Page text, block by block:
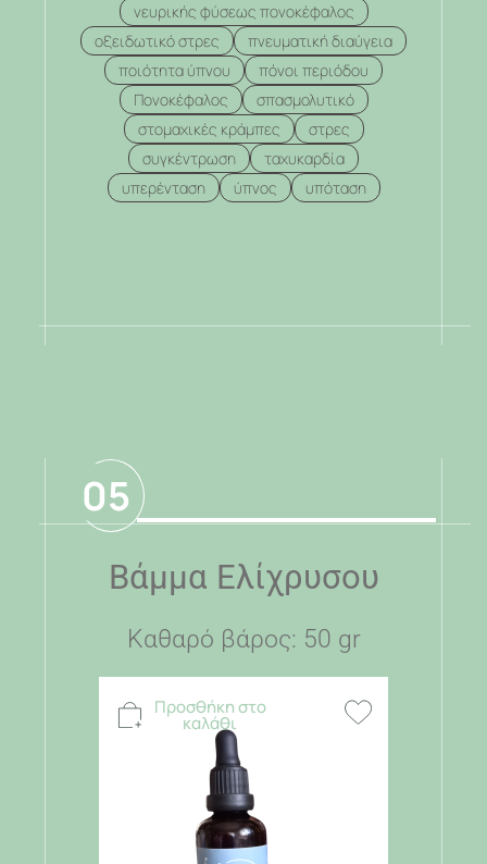
νευρικής φύσεως πονοκέφαλος
οξειδωτικό στρες
πνευματική διαύγεια
ποιότητα ύπνου
πόνοι περιόδου
Πονοκέφαλος
σπασμολυτικό
στομαχικές κράμπες
στρες
συγκέντρωση
ταχυκαρδία
υπερένταση
ύπνος υπόταση
.
05
Βάμμα Ελίχρυσου
Καθαρό βάρος: 50 gr
Προσθήκη στο
καλάθι